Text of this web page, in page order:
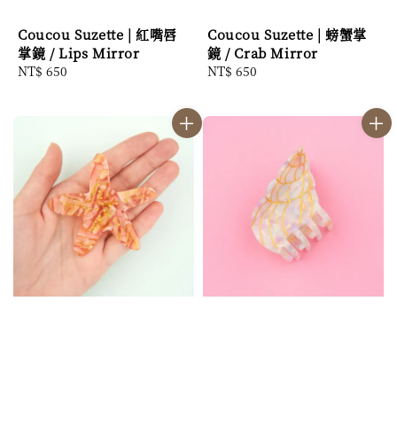
Coucou Suzette | 紅嘴唇
掌鏡 / Lips Mirror
Regular
NT$ 650
Coucou Suzette | 螃蟹掌
鏡 / Crab Mirror
Regular
NT$ 650